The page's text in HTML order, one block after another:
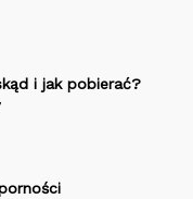
i jak pobierać?